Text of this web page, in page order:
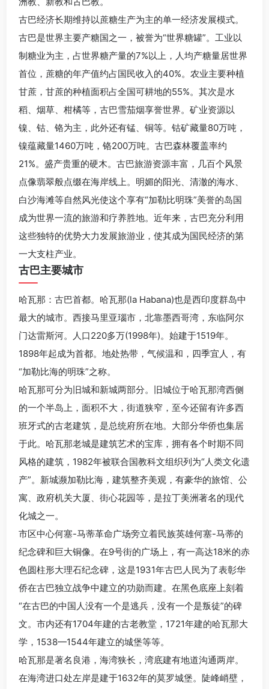
古巴经济长期维持以蔗糖生产为主的单一经济发展模式。
古巴是世界主要产糖国之一，被誉为“世界糖罐”。工业以
制糖业为主，占世界糖产量的7%以上，人均产糖量居世界
首位，蔗糖的年产值约占国民收入的40%。农业主要种植
甘蔗，甘蔗的种植面积占全国可耕地的55%。其次是水
稻、烟草、柑橘等，古巴雪茄烟享誉世界。矿业资源以
镍、钴、铬为主，此外还有锰、铜等。钴矿藏量80万吨，
镍蕴藏量1460万吨，铬200万吨。古巴森林覆盖率约
21%。盛产贵重的硬木。古巴旅游资源丰富，几百个风景
点像翡翠般点缀在海岸线上。明媚的阳光、清澈的海水、
白沙海滩等自然风光使这个享有“加勒比明珠”美誉的岛国
成为世界一流的旅游和疗养胜地。近年来，古巴充分利用
这些独特的优势大力发展旅游业，使其成为国民经济的第
一大支柱产业。
古巴主要城市
哈瓦那：古巴首都。哈瓦那(la Habana)也是西印度群岛中
最大的城市。西接马里亚瑙市，北靠墨西哥湾，东临阿尔
门达雷斯河。人口220多万(1998年)。始建于1519年。
1898年起成为首都。地处热带，气候温和，四季宜人，有
“加勒比海的明珠”之称。
哈瓦那可分为旧城和新城两部分。旧城位于哈瓦那湾西侧
的一个半岛上，面积不大，街道狭窄，至今还留有许多西
班牙式的古老建筑，是总统府所在地。大部分华侨也集居
于此。哈瓦那老城是建筑艺术的宝库，拥有各个时期不同
风格的建筑，1982年被联合国教科文组织列为“人类文化遗
产”。新城濒加勒比海，建筑整齐美观，有豪华的旅馆、公
寓、政府机关大厦、街心花园等，是拉丁美洲著名的现代
化城之一。
市区中心何塞-马蒂革命广场旁立着民族英雄何塞-马蒂的
纪念碑和巨大铜像。在9号街的广场上，有一高达18米的赤
色圆柱形大理石纪念碑，这是1931年古巴人民为了表彰华
侨在古巴独立战争中建立的功勋而建。在黑色底座上刻着
“在古巴的中国人没有一个是逃兵，没有一个是叛徒”的碑
文。市内还有1704年建的古老教堂，1721年建的哈瓦那大
学，1538—1544年建立的城堡等等。
哈瓦那是著名良港，海湾狭长，湾底建有地道沟通两岸。
在海湾进口处左岸是建于1632年的莫罗城堡。陡峰峭壁，